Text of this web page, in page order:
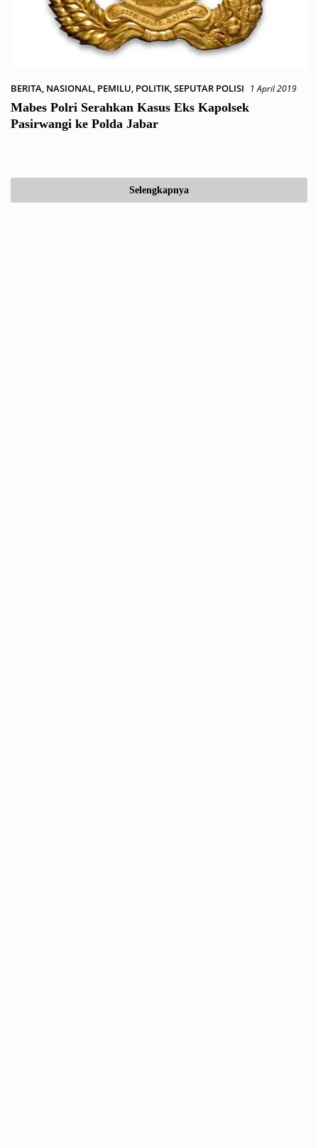
BERITA, NASIONAL, PEMILU, POLITIK,SEPUTAR POLISI 1 April 2019
Mabes Polri Serahkan Kasus Eks Kapolsek
Pasirwangi ke Polda Jabar
Selengkapnya